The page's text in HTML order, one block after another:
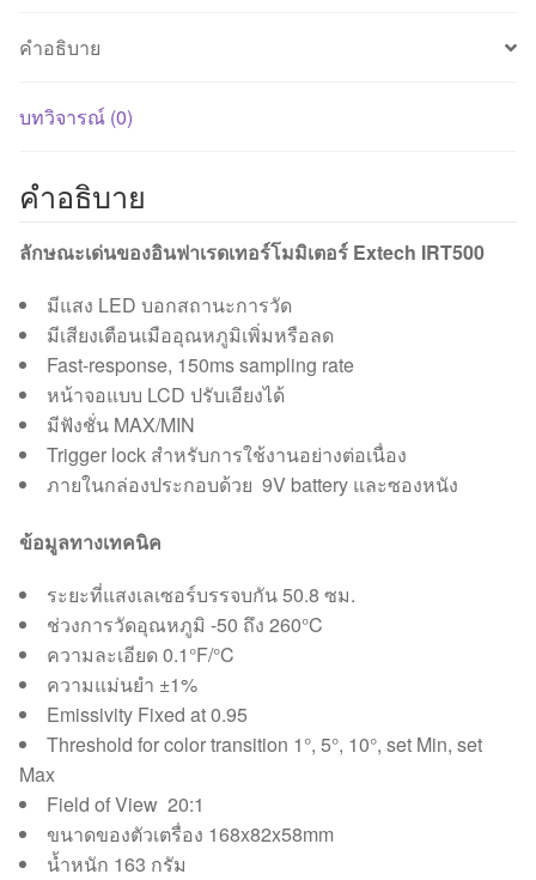
คำอธิบาย
บทวิจารณ์ (0)
คำอธิบาย
ลักษณะเด่นของอินฟาเรดเทอร์โมมิเตอร์ Extech IRT500
มีแสง LED บอกสถานะการวัด
มีเสียงเตือนเมืออุณหภูมิเพิ่มหรือลด
Fast-response, 150ms sampling rate
หน้าจอแบบ LCD ปรับเอียงได้
มีฟังชั่น MAX/MIN
Trigger lock สำหรับการใช้งานอย่างต่อเนื่อง
ภายในกล่องประกอบด้วย 9V battery และซองหนัง
ข้อมูลทางเทคนิค
ระยะที่แสงเลเซอร์บรรจบกัน 50.8 ซม.
ช่วงการวัดอุณหภูมิ -50 ถึง 260°C
ความละเอียด 0.1°F/°C
ความแม่นยำ ±1%
Emissivity Fixed at 0.95
Threshold for color transition 1°, 5°, 10°, set Min, set
Max
Field of View 20:1
ขนาดของตัวเตรื่อง 168x82x58mm
น้ำหนัก 163 กรัม